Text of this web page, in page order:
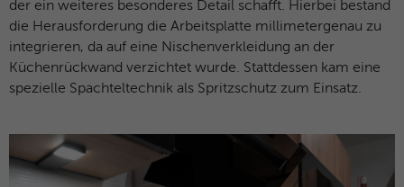
der ein weiteres besonderes Detail schafft. Hierbei bestand
die Herausforderung die Arbeitsplatte millimetergenau zu
integrieren, da auf eine Nischenverkleidung an der
Küchenrückwand verzichtet wurde. Stattdessen kam eine
spezielle Spachteltechnik als Spritzschutz zum Einsatz.